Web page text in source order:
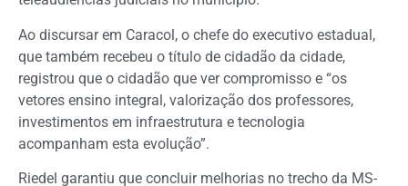
Ao discursar em Caracol, o chefe do executivo estadual,
que também recebeu o título de cidadão da cidade,
registrou que o cidadão que ver compromisso e “os
vetores ensino integral, valorização dos professores,
investimentos em infraestrutura e tecnologia
acompanham esta evolução”.
Riedel garantiu que concluir melhorias no trecho da MS-